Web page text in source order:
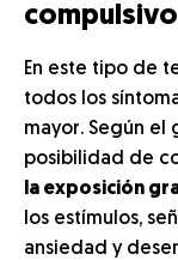
compulsivo
En este tipo de
todos los
mayor. Según el
posibilidad de
la exposición
los estímulos,
ansiedad y